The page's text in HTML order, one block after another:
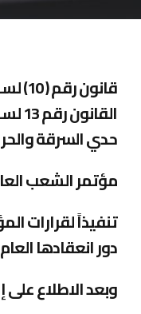
قانون رقم ( 10
حدي السرقة
مؤتمر الشعب
تنفيذاً لقرارات
دور انعقادها العام
وبعد الاطلاع